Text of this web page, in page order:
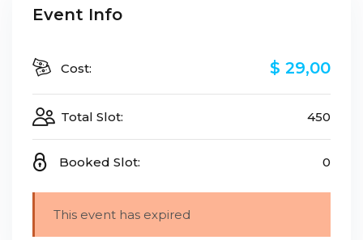
Event Info
Cost: $ 29,00
Total Slot: 450
Booked Slot: 0
This event has expired